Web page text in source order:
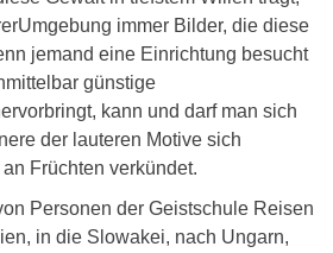
immer Bilder, die diese
jemand eine Einrichtung besucht
günstige
kann und darf man sich
der lauteren Motive sich
Früchten verkündet.
Personen der Geistschule Reisen
in die Slowakei, nach Ungarn,